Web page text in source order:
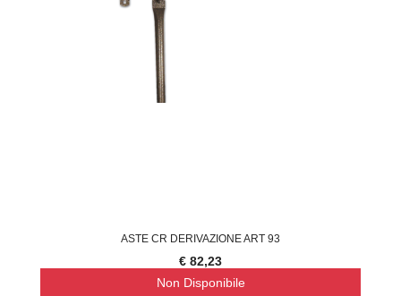
ASTE CR DERIVAZIONE ART 93
€ 82,23
Non Disponibile